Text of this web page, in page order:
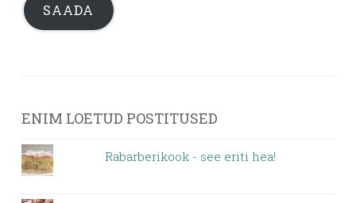
SAADA
ENIM LOETUD POSTITUSED
Rabarberikook - see eriti hea!